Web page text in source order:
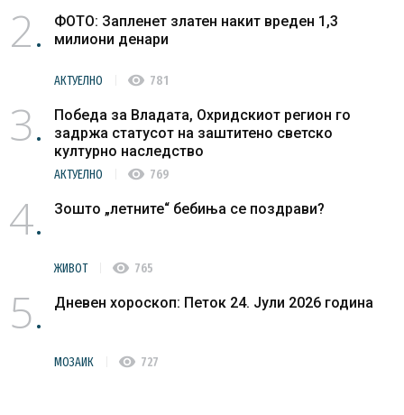
2
ФОТО: Запленет златен накит вреден 1,3
милиони денари
АКТУЕЛНО visibility 781
3
Победа за Владата, Охридскиот регион го
задржа статусот на заштитено светско
културно наследство
АКТУЕЛНО visibility 769
4 Зошто „летните“ бебиња се поздрави?
ЖИВОТ visibility 765
5 Дневен хороскоп: Петок 24. Јули 2026 година
МОЗАИК visibility 727